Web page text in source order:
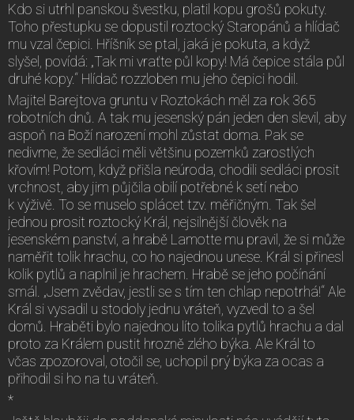
Kdo si utrhl panskou švestku, platil kopu grošů pokuty.
Toho přestupku se dopustil roztocký Staropánů a hlídač
mu vzal čepici. Hříšník se ptal, jaká je pokuta, a když
slyšel, povídá: „Tak mi vraťte půl kopy! Má čepice stála půl
druhé kopy.“ Hlídač rozzloben mu jeho čepici hodil.
Majitel Barejtova gruntu v Roztokách měl za rok 365
robotních dnů. A tak mu jesenský pán jeden den slevil, aby
aspoň na Boží narození mohl zůstat doma. Pak se
nedivme, že sedláci měli většinu pozemků zarostlých
křovím! Potom, když přišla neúroda, chodili sedláci prosit
vrchnost, aby jim půjčila obilí potřebné k setí nebo
k výživě. To se muselo splácet tzv. měřičným. Tak šel
jednou prosit roztocký Král, nejsilnější člověk na
jesenském panství, a hrabě Lamotte mu pravil, že si může
naměřit tolik hrachu, co ho najednou unese. Král si přinesl
kolik pytlů a naplnil je hrachem. Hrabě se jeho počínání
smál. „Jsem zvědav, jestli se s tím ten chlap nepotrhá!“ Ale
Král si vysadil u stodoly jednu vráteň, vyzvedl to a šel
domů. Hraběti bylo najednou líto tolika pytlů hrachu a dal
proto za Králem pustit hrozně zlého býka. Ale Král to
včas zpozoroval, otočil se, uchopil prý býka za ocas a
přihodil si ho na tu vráteň.
*